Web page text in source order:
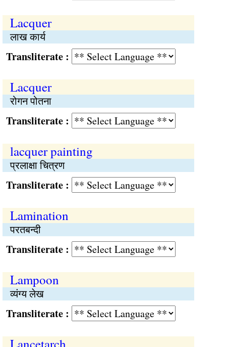
Lacquer
लाख कार्य
:
Lacquer
रोगन पोतना
:
lacquer painting
प्रलाक्षा चित्रण
:
Lamination
परतबन्दी
:
Lampoon
व्यंग्य लेख
: